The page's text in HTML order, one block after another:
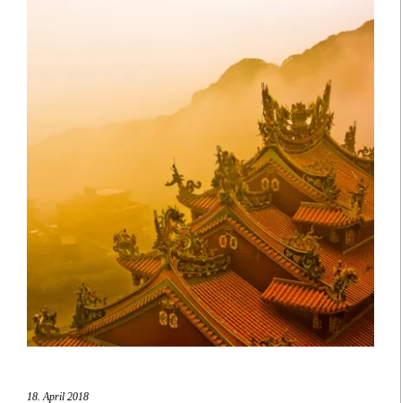
18. April 2018